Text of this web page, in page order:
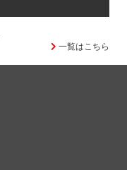
一覧はこちら